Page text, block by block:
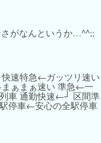
がなんというか…^^;;
速特急←ガッツリ速い
ぁまぁ速い 準急←一
車 通勤快速←┘ 区間準
停車←安心の全駅停車